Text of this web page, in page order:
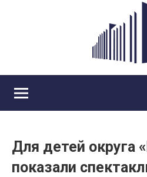
Для детей округа
показали